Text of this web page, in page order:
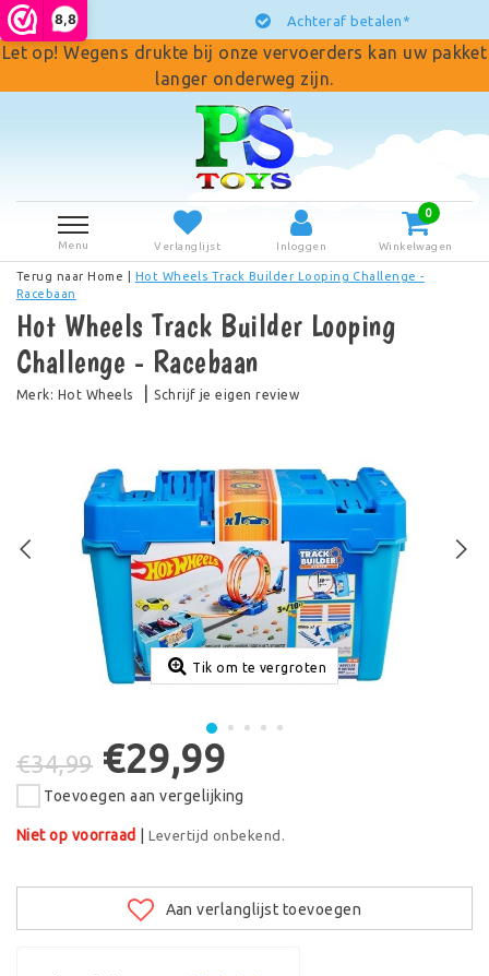
8,8 Achteraf betalen*
Let op! Wegens drukte bij onze vervoerders kan uw pakket
langer onderweg zijn.
Menu Verlanglijst Inloggen
0
Winkelwagen
Terug naar Home
Hot Wheels Track Builder Looping Challenge -
Racebaan
Hot Wheels Track Builder Looping
Challenge - Racebaan
Merk: Hot Wheels |Schrijf je eigen review
Tik om te vergroten
€34,99 €29,99
Toevoegen aan vergelijking
Niet op voorraad |Levertijd onbekend.
Aan verlanglijst toevoegen